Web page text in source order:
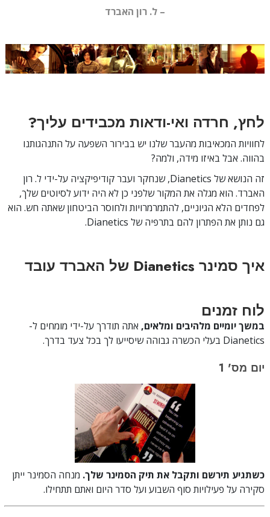
– ל. רון האברד
לחץ, חרדה ואי-ודאות מכבידים עליך?
לחוויות המכאיבות מהעבר שלנו יש בבירור השפעה על התנהגותנו
בהווה. אבל באיזו מידה, ולמה?
זה הנושא של Dianetics, שנחקר ועבר קודיפיקציה על-ידי ל. רון
האברד. הוא מגלה את המקור שלפני כן לא היה ידוע לסיוטים שלך,
לפחדים הלא הגיוניים, להתמרמרויות ולחוסר הביטחון שאתה חש. הוא
גם נותן את הפתרון להם בתרפיה של Dianetics.
איך סמינר Dianetics של האברד עובד
לוח זמנים
במשך יומיים מלהיבים ומלאים, אתה תודרך על-ידי מומחים ל-
Dianetics בעלי הכשרה גבוהה שיסייעו לך בכל צעד בדרך.
יום מס' 1
כשתגיע תירשם ותקבל את תיק הסמינר שלך. מנחה הסמינר ייתן
סקירה על פעילויות סוף השבוע ועל סדר היום ואתם תתחילו.